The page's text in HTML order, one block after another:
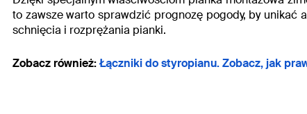
to zawsze warto sprawdzić prognozę pogody, by unikać
schnięcia i rozprężania pianki.
Zobacz również:Łączniki do styropianu. Zobacz, jak